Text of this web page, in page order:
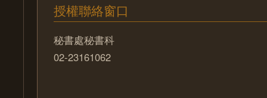
授權聯絡窗口
秘書處秘書科
02-23161062